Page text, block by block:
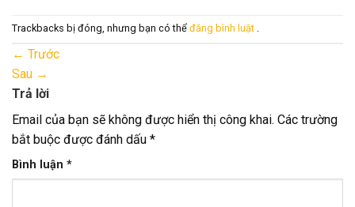
Trackbacks bị đóng, nhưng bạn có thể đăng bình luật .
← Trước
Sau →
Trả lời
Email của bạn sẽ không được hiển thị công khai. Các trường
bắt buộc được đánh dấu *
Bình luận *